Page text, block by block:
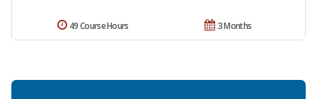
3 Months
49 Course Hours